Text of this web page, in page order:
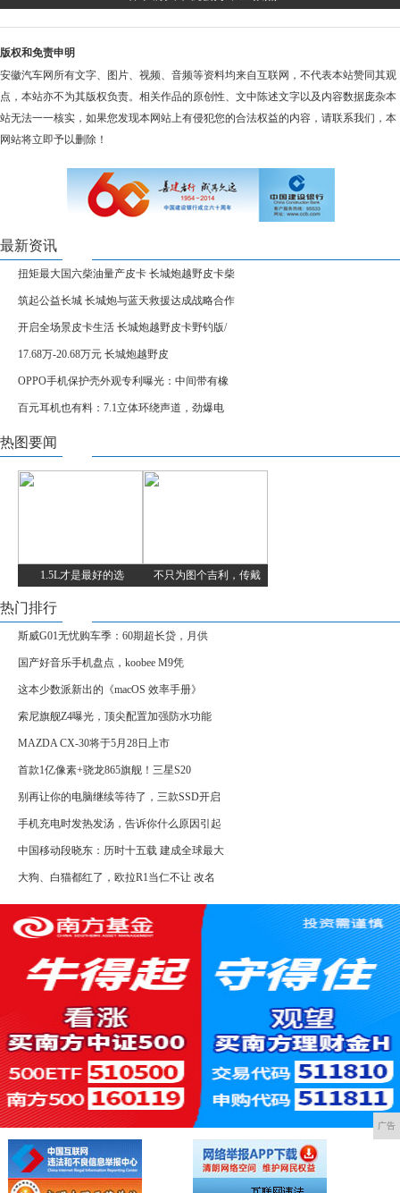
版权和免责申明
安徽汽车网所有文字、图片、视频、音频等资料均来自互联网，不代表本站赞同其观
点，本站亦不为其版权负责。相关作品的原创性、文中陈述文字以及内容数据庞杂本
站无法一一核实，如果您发现本网站上有侵犯您的合法权益的内容，请联系我们，本
网站将立即予以删除！
最新资讯
扭矩最大国六柴油量产皮卡 长城炮越野皮卡柴
筑起公益长城 长城炮与蓝天救援达成战略合作
开启全场景皮卡生活 长城炮越野皮卡野钓版/
17.68万-20.68万元 长城炮越野皮
OPPO手机保护壳外观专利曝光：中间带有橡
百元耳机也有料：7.1立体环绕声道，劲爆电
热图要闻
1.5L才是最好的选 不只为图个吉利，传戴
热门排行
斯威G01无忧购车季：60期超长贷，月供
国产好音乐手机盘点，koobee M9凭
这本少数派新出的《macOS 效率手册》
索尼旗舰Z4曝光，顶尖配置加强防水功能
MAZDA CX-30将于5月28日上市
首款1亿像素+骁龙865旗舰！三星S20
别再让你的电脑继续等待了，三款SSD开启
手机充电时发热发汤，告诉你什么原因引起
中国移动段晓东：历时十五载 建成全球最大
大狗、白猫都红了，欧拉R1当仁不让 改名
广告